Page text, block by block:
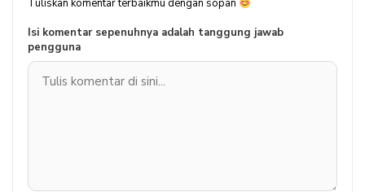
Tuliskan komentar terbaikmu dengan sopan
Isi komentar sepenuhnya adalah tanggung jawab
pengguna